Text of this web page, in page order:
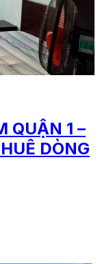
QUẬN 1 –
DÒNG